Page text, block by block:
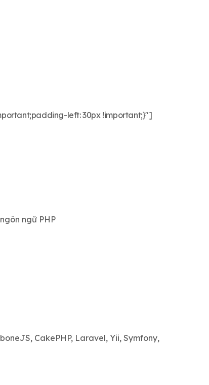
left: 30px !important;}"]
ngữ PHP
CakePHP, Laravel, Yii, Symfony,